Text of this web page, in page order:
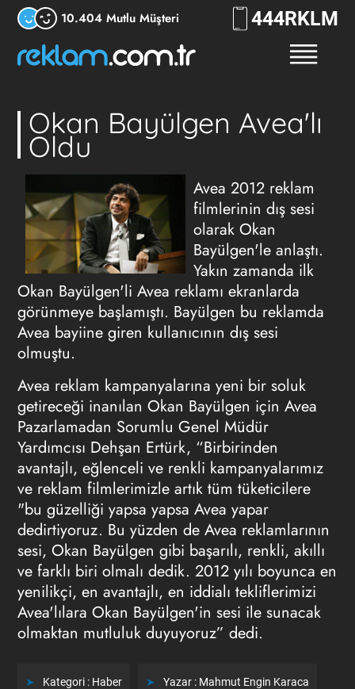
10.404 Mutlu Müşteri 444RKLM
Okan Bayülgen Avea'lı
Oldu
Avea 2012 reklam
filmlerinin dış sesi
olarak Okan
Bayülgen'le anlaştı.
Yakın zamanda ilk
Okan Bayülgen'li Avea reklamı ekranlarda
görünmeye başlamıştı. Bayülgen bu reklamda
Avea bayiine giren kullanıcının dış sesi
olmuştu.
Avea reklam kampanyalarına yeni bir soluk
getireceği inanılan Okan Bayülgen için Avea
Pazarlamadan Sorumlu Genel Müdür
Yardımcısı Dehşan Ertürk, “Birbirinden
avantajlı, eğlenceli ve renkli kampanyalarımız
ve reklam filmlerimizle artık tüm tüketicilere
"bu güzelliği yapsa yapsa Avea yapar
dedirtiyoruz. Bu yüzden de Avea reklamlarının
sesi, Okan Bayülgen gibi başarılı, renkli, akıllı
ve farklı biri olmalı dedik. 2012 yılı boyunca en
yenilikçi, en avantajlı, en iddialı tekliflerimizi
Avea'lılara Okan Bayülgen'in sesi ile sunacak
olmaktan mutluluk duyuyoruz” dedi.
Kategori : Haber Yazar : Mahmut Engin Karaca